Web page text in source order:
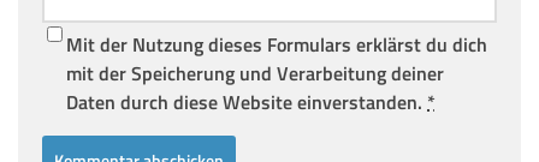
Mit der Nutzung dieses Formulars erklärst du dich
mit der Speicherung und Verarbeitung deiner
Daten durch diese Website einverstanden. *